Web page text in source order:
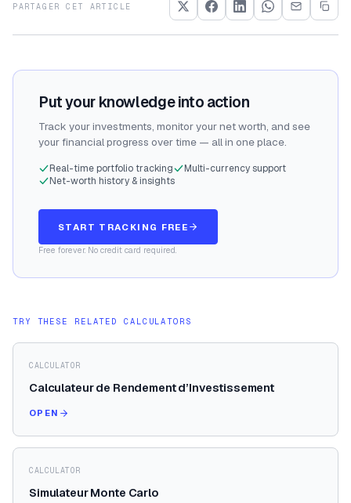
PARTAGER CET ARTICLE
Put your knowledge into action
Track your investments, monitor your net worth, and see
your financial progress over time — all in one place.
Real-time portfolio tracking
Multi-currency support
Net-worth history & insights
START TRACKING FREE
Free forever. No credit card required.
TRY THESE RELATED CALCULATORS
CALCULATOR
Calculateur de Rendement d’Investissement
OPEN
CALCULATOR
Simulateur Monte Carlo